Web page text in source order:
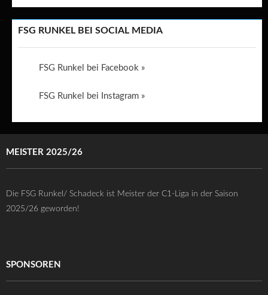
FSG RUNKEL BEI SOCIAL MEDIA
FSG Runkel bei Facebook »
FSG Runkel bei Instagram »
MEISTER 2025/26
Die FSG Runkel/ Schadeck ist Meister der C1-Liga in der Saison
2025/26 geworden!
SPONSOREN